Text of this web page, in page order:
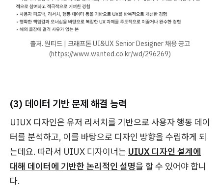
출처. 원티드 | 크래프톤 UI&UX Senior Designer 채용 공고
(https://www.wanted.co.kr/wd/296269)
(3) 데이터 기반 문제 해결 능력
UIUX 디자인은 유저 리서치를 기반으로 사용자 행동 데이
터를 분석하고, 이를 바탕으로 디자인 방향을 수립하게 되
는데요. 따라서 UIUX 디자이너는 UIUX 디자인 설계에
대해 데이터에 기반한 논리적인 설명을 할 수 있어야 합니
다.